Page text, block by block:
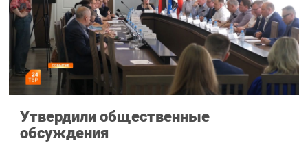
Утвердили общественные
обсуждения